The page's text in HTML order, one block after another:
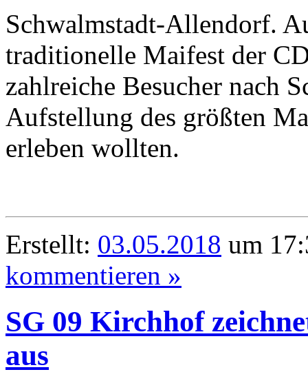
Schwalmstadt-Allendorf.
traditionelle Maifest der
zahlreiche Besucher nach
Aufstellung des größten
erleben wollten.
Erstellt: 03.05.2018 um
kommentieren »
SG 09 Kirchhof
aus